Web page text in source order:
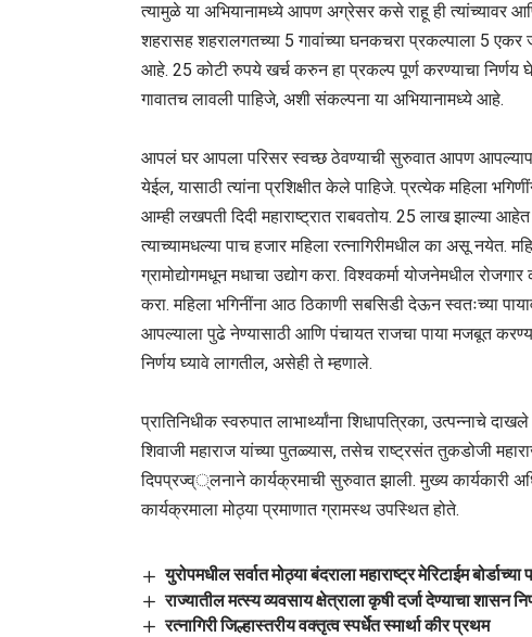
त्यामुळे या अभियानामध्ये आपण अग्रेसर कसे राहू ही त्यांच्यावर
शहरासह शहरालगतच्या 5 गावांच्या घनकचरा प्रकल्पाला 5
आहे. 25 कोटी रुपये खर्च करुन हा प्रकल्प पूर्ण करण्याचा
गावातच लावली पाहिजे, अशी संकल्पना या अभियानामध्ये आहे.
आपलं घर आपला परिसर स्वच्छ ठेवण्याची सुरुवात आपण
येईल, यासाठी त्यांना प्रशिक्षीत केले पाहिजे. प्रत्येक महिला
आम्ही लखपती दिदी महाराष्ट्रात राबवतोय. 25 लाख झाल्या
त्याच्यामधल्या पाच हजार महिला रत्नागिरीमधील का असू नयेत.
ग्रामोद्योगमधून मधाचा उद्योग करा. विश्वकर्मा योजनेमधील
करा. महिला भगिनींना आठ ठिकाणी सबसिडी देऊन स्वतःच्या
आपल्याला पुढे नेण्यासाठी आणि पंचायत राजचा पाया मजबूत
निर्णय घ्यावे लागतील, असेही ते म्हणाले.
प्रातिनिधीक स्वरुपात लाभार्थ्यांना शिधापत्रिका, उत्पन्नाचे
शिवाजी महाराज यांच्या पुतळ्यास, तसेच राष्ट्रसंत तुकडोजी
दिपप्रज्व््लनाने कार्यक्रमाची सुरुवात झाली. मुख्य कार्यकारी
कार्यक्रमाला मोठ्या प्रमाणात ग्रामस्थ उपस्थित होते.
युरोपमधील सर्वात मोठ्या बंदराला महाराष्ट्र मेरिटाईम
राज्यातील मत्स्य व्यवसाय क्षेत्राला कृषी दर्जा देण्याचा शासन
रत्नागिरी जिल्हास्तरीय वक्तृत्व स्पर्धेत स्मार्था कीर प्रथम